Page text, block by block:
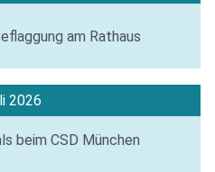
am Rathaus
2026
beim CSD München